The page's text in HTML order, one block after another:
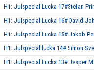
H1: Julspecial Lucka 17#Stefan
H1: Julspecial Lucka 16# David
H1: Julspecial Lucka 15# Jakob
H1: Julspecial lucka 14# Simon
H1: Julspecial Lucka 13# Jesper